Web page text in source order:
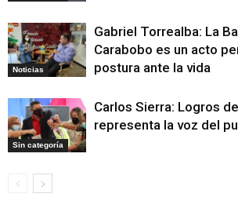
Noticias
Gabriel Torrealba: La
Carabobo es un acto
postura ante la vida
Sin categoría
Carlos Sierra: Logros
representa la voz del